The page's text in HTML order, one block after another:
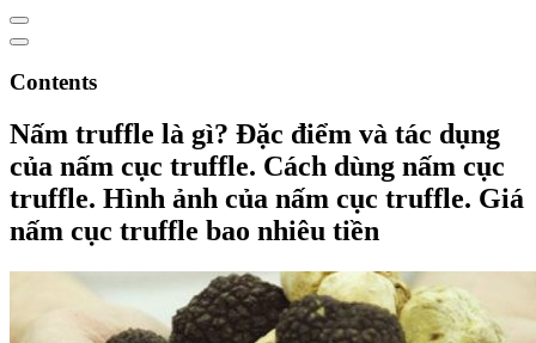
Contents
Nấm truffle là gì? Đặc điểm và tác dụng
của nấm cục truffle. Cách dùng nấm cục
truffle. Hình ảnh của nấm cục truffle. Giá
nấm cục truffle bao nhiêu tiền